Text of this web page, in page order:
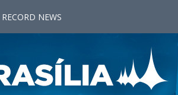
RECORD NEWS